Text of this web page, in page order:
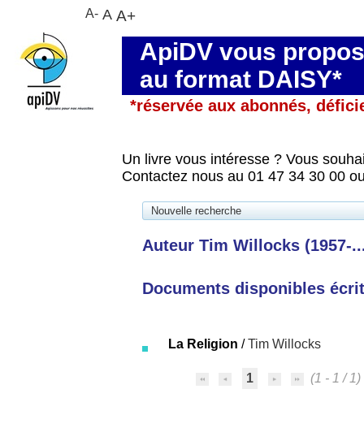
ApiDV vous
au format DAISY*
*réservée aux abonnés,
Un livre vous intéresse ? Vous
Contactez nous au 01 47 34 30 00
Nouvelle recherche
Auteur Tim Willocks (1957-
Documents disponibles
La Religion /Tim Willocks
1 (1 - 1 / 1)
A- A A+